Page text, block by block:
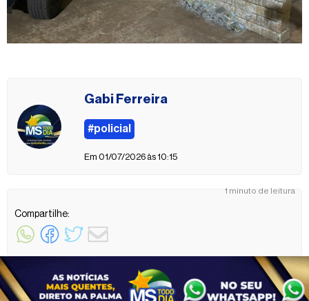
1 minuto de leitura
Gabi Ferreira
#policial
Em 01/07/2026 às 10:15
Compartilhe: